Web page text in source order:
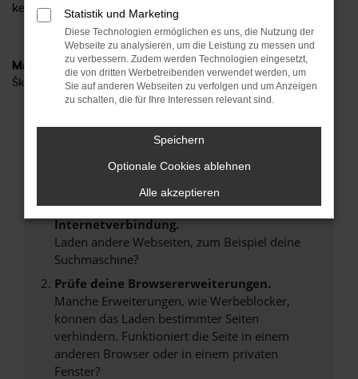
kennen zu lernen.
Marken
Škoda
Fehler: Network Error
Beim Laden ist ein Fehler aufgetreten.
Hier sind ein paar Tipps, die dir helfen können:
Überprüfe deine Firewall und deine
Internetverbindung.
Laden andere Webseiten, zum Beispiel deine
Suchmaschine?
Prüfe deine Browsererweiterungen.
Manche Erweiterungen, wie Werbeblocker,
können das Laden bestimmter Seiten
verhindern. Funktioniert die Seite in einem
anderen Browser oder in einem privaten
Fenster?
Statistik und Marketing
Diese Technologien ermöglichen es uns, die Nutzung der
Webseite zu analysieren, um die Leistung zu messen und
zu verbessern. Zudem werden Technologien eingesetzt,
die von dritten Werbetreibenden verwendet werden, um
Sie auf anderen Webseiten zu verfolgen und um Anzeigen
zu schalten, die für Ihre Interessen relevant sind.
Speichern
Optionale Cookies ablehnen
Alle akzeptieren